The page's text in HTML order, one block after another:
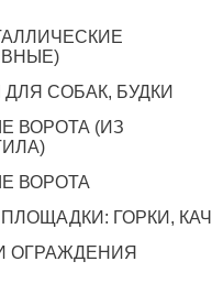
СОБАК, БУДКИ
ВОРОТА (ИЗ
ВОРОТА
ПЛОЩАДКИ: ГОРКИ,
ОГРАЖДЕНИЯ